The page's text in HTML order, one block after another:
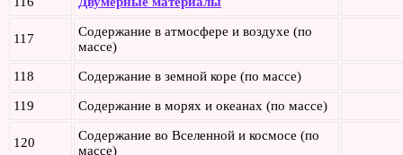
117
Содержание в атмосфере и воздухе (по
массе)
118 Содержание в земной коре (по массе)
119 Содержание в морях и океанах (по массе)
120
Содержание во Вселенной и космосе (по
массе)